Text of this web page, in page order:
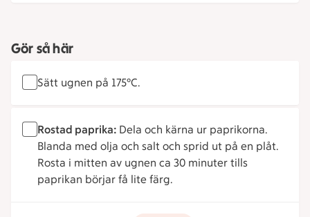
Gör så här
Sätt ugnen på 175°C.
Rostad paprika: Dela och kärna ur paprikorna.
Blanda med olja och salt och sprid ut på en plåt.
Rosta i mitten av ugnen ca 30 minuter tills
paprikan börjar få lite färg.